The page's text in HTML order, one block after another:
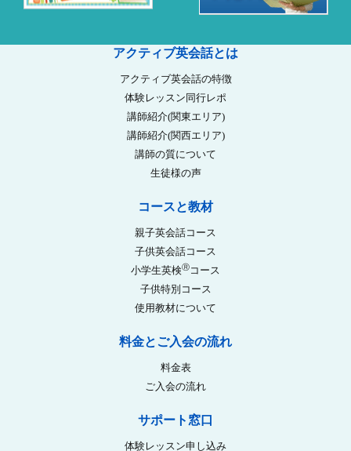
アクティブ英会話とは
アクティブ英会話の特徴
体験レッスン同行レポ
講師紹介(関東エリア)
講師紹介(関西エリア)
講師の質について
生徒様の声
コースと教材
親子英会話コース
子供英会話コース
小学生英検Ⓡコース
子供特別コース
使用教材について
料金とご入会の流れ
料金表
ご入会の流れ
サポート窓口
体験レッスン申し込み